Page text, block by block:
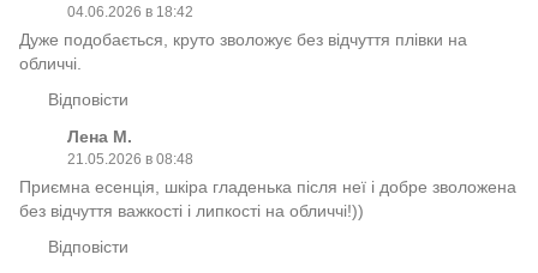
04.06.2026 в 18:42
Дуже подобається, круто зволожує без відчуття плівки на
обличчі.
Відповісти
Лена М.
21.05.2026 в 08:48
Приємна есенція, шкіра гладенька після неї і добре зволожена
без відчуття важкості і липкості на обличчі!))
Відповісти